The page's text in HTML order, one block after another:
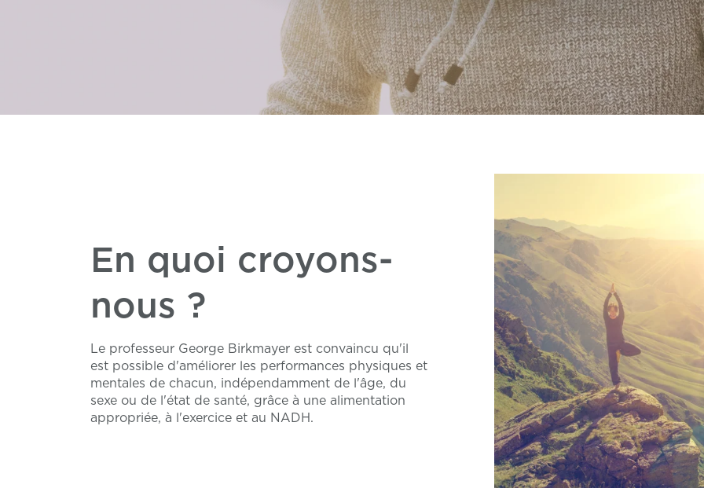
En quoi croyons-
nous ?
Le professeur George Birkmayer est convaincu qu'il
est possible d'améliorer les performances physiques et
mentales de chacun, indépendamment de l'âge, du
sexe ou de l'état de santé, grâce à une alimentation
appropriée, à l'exercice et au NADH.